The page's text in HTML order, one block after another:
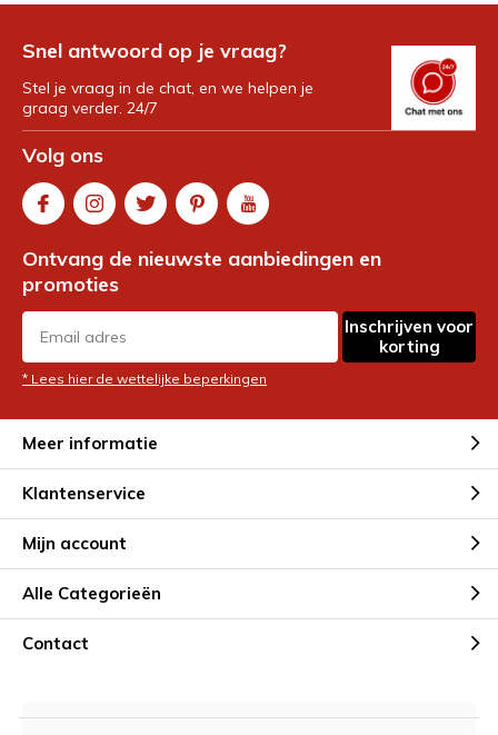
Snel antwoord op je vraag?
Stel je vraag in de chat, en we helpen je
graag verder. 24/7
Volg ons
Ontvang de nieuwste aanbiedingen en
promoties
Inschrijven voor
korting
* Lees hier de wettelijke beperkingen
Meer informatie
Klantenservice
Mijn account
Alle Categorieën
Contact